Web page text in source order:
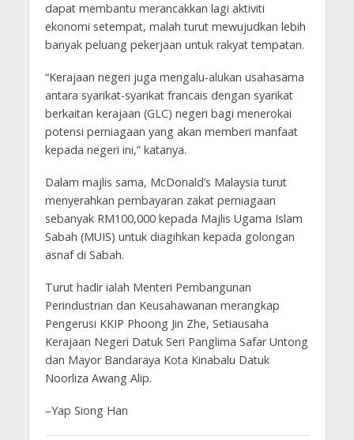
dapat membantu merancakkan lagi aktiviti
ekonomi setempat, malah turut mewujudkan lebih
banyak peluang pekerjaan untuk rakyat tempatan.
“Kerajaan negeri juga mengalu-alukan usahasama
antara syarikat-syarikat francais dengan syarikat
berkaitan kerajaan (GLC) negeri bagi menerokai
potensi perniagaan yang akan memberi manfaat
kepada negeri ini,” katanya.
Dalam majlis sama, McDonald’s Malaysia turut
menyerahkan pembayaran zakat perniagaan
sebanyak RM100,000 kepada Majlis Ugama Islam
Sabah (MUIS) untuk diagihkan kepada golongan
asnaf di Sabah.
Turut hadir ialah Menteri Pembangunan
Perindustrian dan Keusahawanan merangkap
Pengerusi KKIP Phoong Jin Zhe, Setiausaha
Kerajaan Negeri Datuk Seri Panglima Safar Untong
dan Mayor Bandaraya Kota Kinabalu Datuk
Noorliza Awang Alip.
–Yap Siong Han